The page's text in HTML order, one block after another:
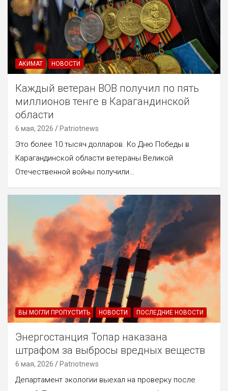
АКИМАТ НОВОСТИ
Каждый ветеран ВОВ получил по пять
миллионов тенге в Карагандинской
области
6 мая, 2026 Patriotnews
Это более 10 тысяч долларов. Ко Дню Победы в
Карагандинской области ветераны Великой
Отечественной войны получили…
ВЫ МОГЛИ ПРОПУСТИТЬ НОВОСТИ ПОСЛЕДНИЕ НОВОСТИ
Энергостанция Топар наказана
штрафом за выбросы вредных веществ
6 мая, 2026 Patriotnews
Департамент экологии выехал на проверку после